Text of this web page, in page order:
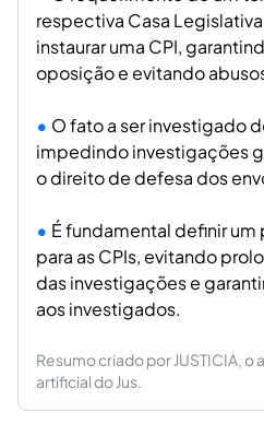
respectiva Casa
instaurar uma CPI,
oposição e evitando
O fato a ser investigado
impedindo investigações
o direito de defesa dos
É fundamental definir
para as CPIs, evitando
das investigações e
aos investigados.
Resumo criado por JUSTICIA,
artificial do Jus.